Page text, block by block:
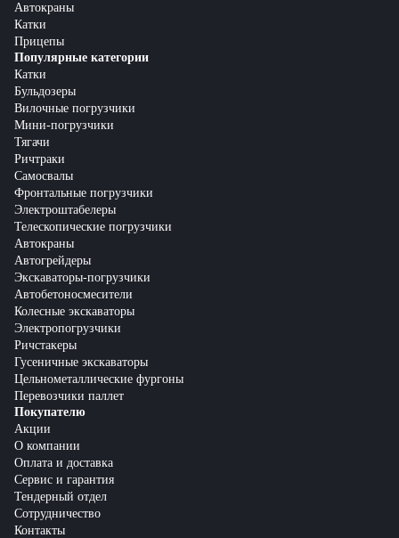
Автокраны
Катки
Прицепы
Популярные категории
Катки
Бульдозеры
Вилочные погрузчики
Мини-погрузчики
Тягачи
Ричтраки
Самосвалы
Фронтальные погрузчики
Электроштабелеры
Телескопические погрузчики
Автокраны
Автогрейдеры
Экскаваторы-погрузчики
Автобетоносмесители
Колесные экскаваторы
Электропогрузчики
Ричстакеры
Гусеничные экскаваторы
Цельнометаллические фургоны
Перевозчики паллет
Покупателю
Акции
О компании
Оплата и доставка
Сервис и гарантия
Тендерный отдел
Сотрудничество
Контакты